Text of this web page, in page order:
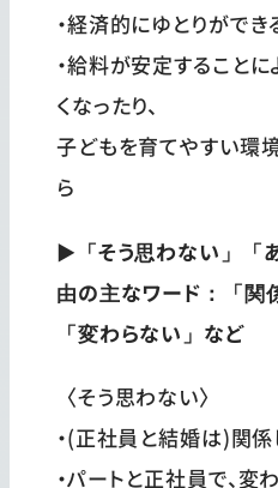
・経済的にゆとりができ
・給料が安定すること
くなったり、
子どもを育てやすい環
ら
▶「そう思わない」「
由の主なワード：「関
「変わらない」など
〈そう思わない〉
・(正社員と結婚は)関
・パートと正社員で、変